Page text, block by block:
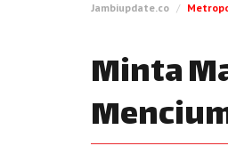
Jambiupdate.co
Minta